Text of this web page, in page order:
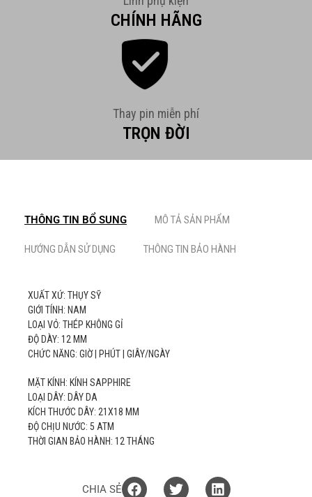
CHÍNH HÃNG
Thay pin miễn phí
TRỌN ĐỜI
THÔNG TIN BỔ SUNG MÔ TẢ SẢN PHẨM
HƯỚNG DẪN SỬ DỤNG THÔNG TIN BẢO HÀNH
XUẤT XỨ: THỤY SỸ
GIỚI TÍNH: NAM
LOẠI VỎ: THÉP KHÔNG GỈ
ĐỘ DÀY: 12 MM
CHỨC NĂNG: GIỜ | PHÚT | GIÂY/NGÀY
MẶT KÍNH: KÍNH SAPPHIRE
LOẠI DÂY: DÂY DA
KÍCH THƯỚC DÂY: 21X18 MM
ĐỘ CHỊU NƯỚC: 5 ATM
THỜI GIAN BẢO HÀNH: 12 THÁNG
CHIA SẺ